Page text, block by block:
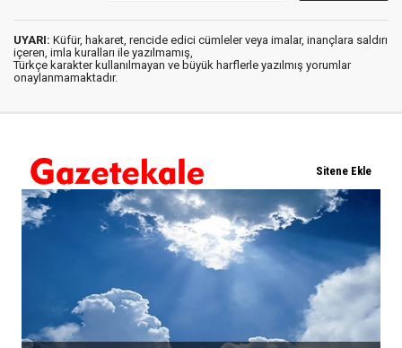
UYARI: Küfür, hakaret, rencide edici cümleler veya imalar, inançlara saldırı
içeren, imla kuralları ile yazılmamış,
Türkçe karakter kullanılmayan ve büyük harflerle yazılmış yorumlar
onaylanmamaktadır.